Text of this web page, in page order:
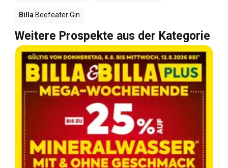
Billa Beefeater Gin
Weitere Prospekte aus der Kategorie